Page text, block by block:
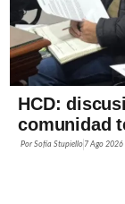
HCD:
comunidad
PorSofía Stupiello 7 Ago 2026